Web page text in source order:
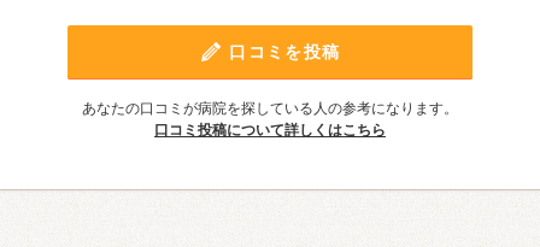
口コミを投稿
あなたの口コミが病院を探している人の参考になります。
口コミ投稿について詳しくはこちら